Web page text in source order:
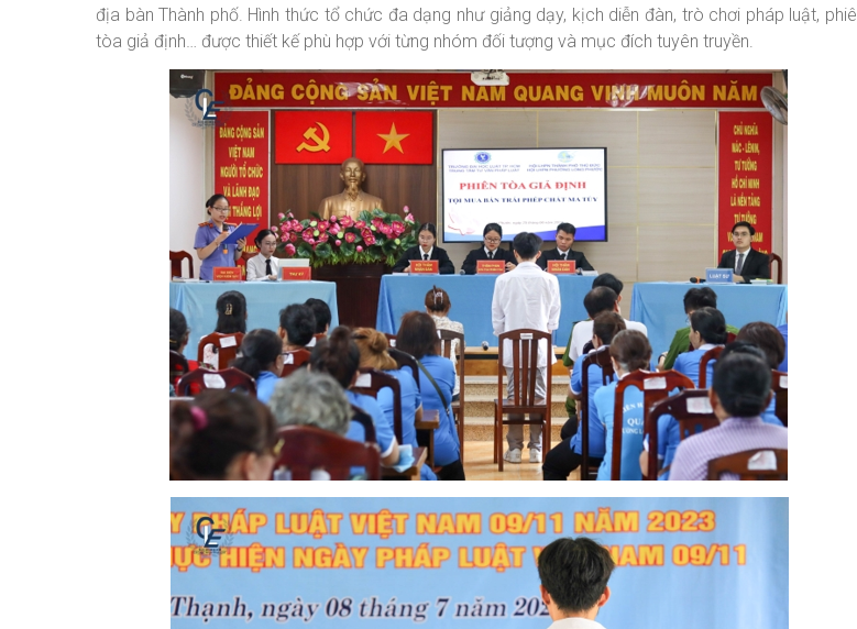
địa bàn Thành phố. Hình thức tổ chức đa dạng như giảng dạy, kịch diễn đàn, trò chơi pháp luật,
tòa giả định… được thiết kế phù hợp với từng nhóm đối tượng và mục đích tuyên truyền.